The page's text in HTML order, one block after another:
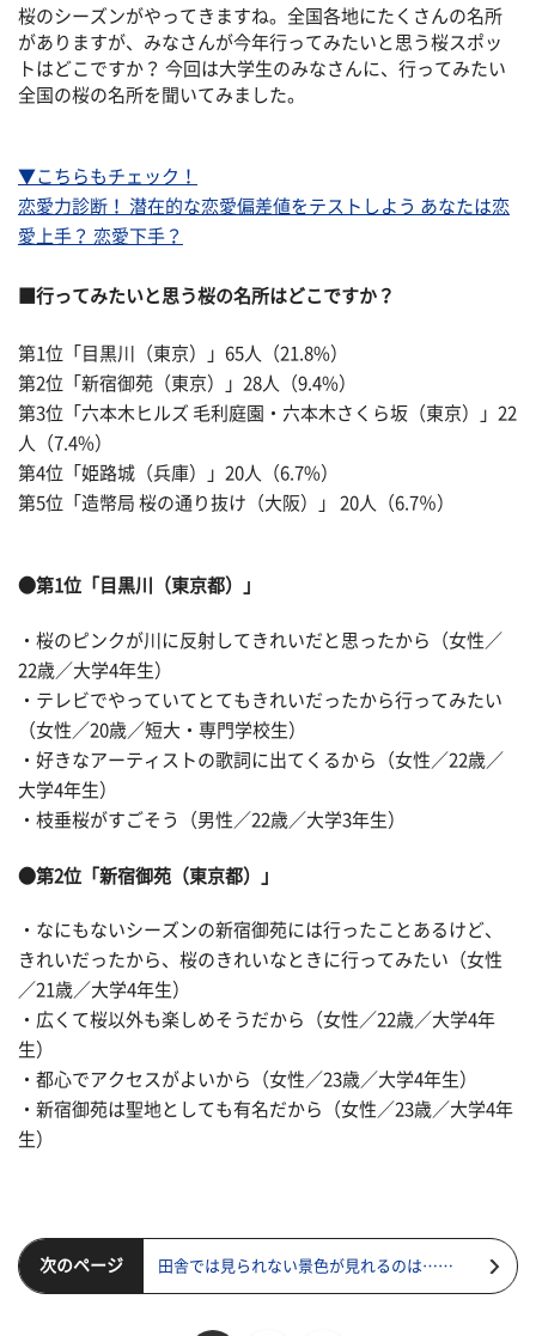
桜のシーズンがやってきますね。全国各地にたくさんの名所
がありますが、みなさんが今年行ってみたいと思う桜スポッ
トはどこですか？ 今回は大学生のみなさんに、行ってみたい
全国の桜の名所を聞いてみました。
▼こちらもチェック！
恋愛力診断！ 潜在的な恋愛偏差値をテストしよう あなたは恋
愛上手？ 恋愛下手？
■行ってみたいと思う桜の名所はどこですか？
第1位「目黒川（東京）」65人（21.8%）
第2位「新宿御苑（東京）」28人（9.4%）
第3位「六本木ヒルズ 毛利庭園・六本木さくら坂（東京）」22
人（7.4%）
第4位「姫路城（兵庫）」20人（6.7%）
第5位「造幣局 桜の通り抜け（大阪）」 20人（6.7％）
●第1位「目黒川（東京都）」
・桜のピンクが川に反射してきれいだと思ったから（女性／
22歳／大学4年生）
・テレビでやっていてとてもきれいだったから行ってみたい
（女性／20歳／短大・専門学校生）
・好きなアーティストの歌詞に出てくるから（女性／22歳／
大学4年生）
・枝垂桜がすごそう（男性／22歳／大学3年生）
●第2位「新宿御苑（東京都）」
・なにもないシーズンの新宿御苑には行ったことあるけど、
きれいだったから、桜のきれいなときに行ってみたい（女性
／21歳／大学4年生）
・広くて桜以外も楽しめそうだから（女性／22歳／大学4年
生）
・都心でアクセスがよいから（女性／23歳／大学4年生）
・新宿御苑は聖地としても有名だから（女性／23歳／大学4年
生）
次のページ 田舎では見られない景色が見れるのは……